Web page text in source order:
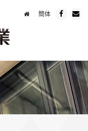
簡体